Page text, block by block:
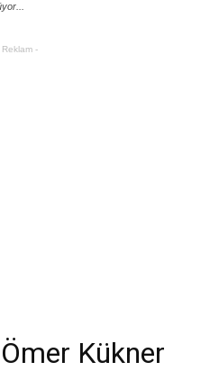
Reklam -
Kükner